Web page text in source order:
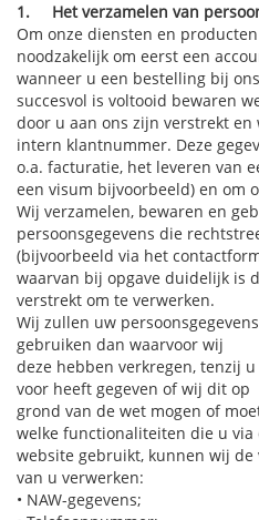
1. Het verzamelen van
Om onze diensten en
noodzakelijk om eerst een
wanneer u een bestelling bij
succesvol is voltooid bewaren
door u aan ons zijn verstrekt
intern klantnummer. Deze
o.a. facturatie, het leveren van
een visum bijvoorbeeld) en om
Wij verzamelen, bewaren en
persoonsgegevens die
(bijvoorbeeld via het
waarvan bij opgave duidelijk is
verstrekt om te verwerken.
Wij zullen uw
gebruiken dan waarvoor wij
deze hebben verkregen, tenzij
voor heeft gegeven of wij dit op
grond van de wet mogen of
welke functionaliteiten die u via
website gebruikt, kunnen wij de
van u verwerken:
• NAW-gegevens;